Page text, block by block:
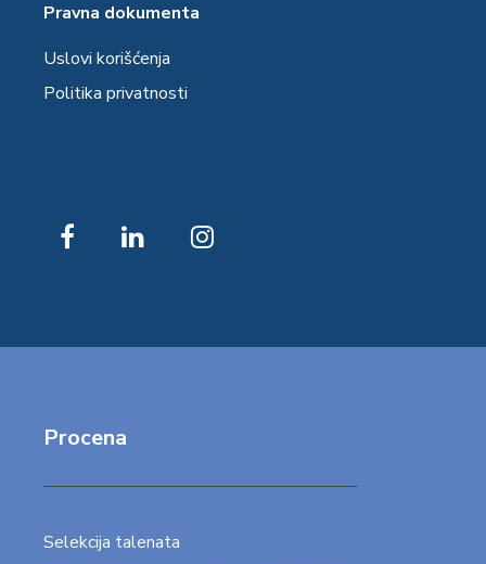
Pravna dokumenta
Uslovi korišćenja
Politika privatnosti
Procena
Selekcija talenata